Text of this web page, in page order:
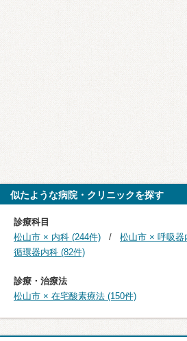
似たような病院・クリニックを探す
診療科目
松山市 × 内科 (244件)
松山市 × 呼吸器
循環器内科 (82件)
診療・治療法
松山市 × 在宅酸素療法 (150件)